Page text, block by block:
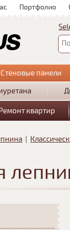
Портфолио
Стеновые панели
квартир
|